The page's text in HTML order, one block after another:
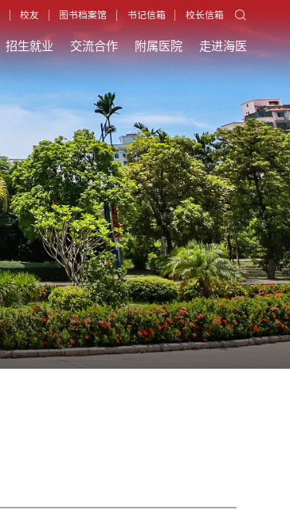
校友 图书档案馆 书记信箱 校长信箱
招生就业 交流合作 附属医院 走进海医